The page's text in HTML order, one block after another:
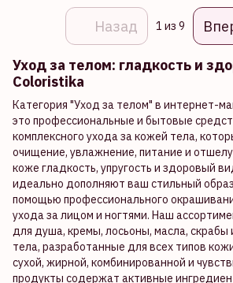
Назад 1 из 9
Уход за телом: гладкость и
Coloristika
Категория "Уход за телом" в интернет-
это профессиональные и бытовые
комплексного ухода за кожей тела,
очищение, увлажнение, питание и
коже гладкость, упругость и здоровый
идеально дополняют ваш стильный
помощью профессионального
ухода за лицом и ногтями. Наш
для душа, кремы, лосьоны, масла, скрабы
тела, разработанные для всех типов
сухой, жирной, комбинированной и
продукты содержат активные